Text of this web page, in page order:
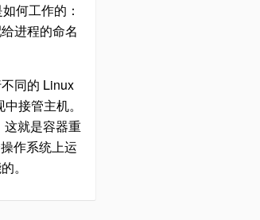
何工作的：
进程的命名
同的 Linux
接管主机。
这就是容器重
作系统上运
。